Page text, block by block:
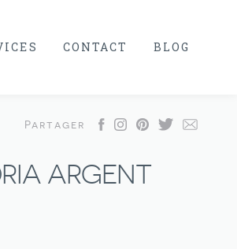
CONTACT BLOG
Partager
ARGENT